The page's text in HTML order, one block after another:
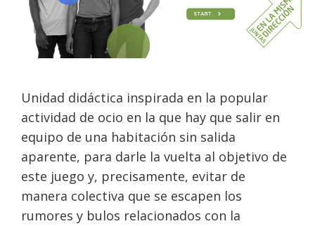
Unidad didáctica inspirada en la popular
actividad de ocio en la que hay que salir en
equipo de una habitación sin salida
aparente, para darle la vuelta al objetivo de
este juego y, precisamente, evitar de
manera colectiva que se escapen los
rumores y bulos relacionados con la